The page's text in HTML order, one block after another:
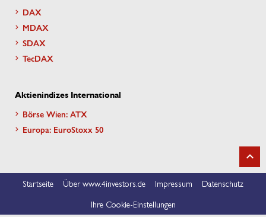
DAX
MDAX
SDAX
TecDAX
Aktienindizes International
Börse Wien: ATX
Europa: EuroStoxx 50
Startseite Über www.4investors.de Impressum
Datenschutz
Ihre Cookie-Einstellungen